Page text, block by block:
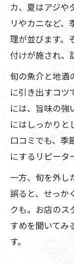
カ、夏はアジや
リやカニなど、
理が並びます。
付けが施され、
旬の魚介と地酒
に引き出すコツ
には、旨味の強
にはしっかりと
口コミでも、季
にするリピータ
一方、旬を外し
誤ると、せっか
クも。お店のス
すめを聞いてみ
す。